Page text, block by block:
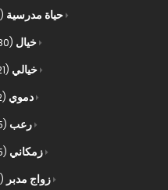
حياة مدرسية (1)
خيال (80)
خيالي (21)
دموي (2)
رعب (5)
زمكاني (5)
زواج مدبر (1)